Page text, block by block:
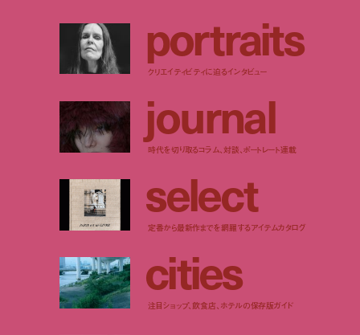
portraits
クリエイティビティに迫るインタビュー
journal
時代を切り取るコラム、対談、ポートレート連載
select
定番から最新作までを網羅するアイテムカタログ
cities
注目ショップ、飲食店、ホテルの保存版ガイド